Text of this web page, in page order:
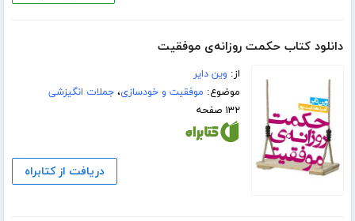
دانلود کتاب حکمت روزانه‌ی موفقیت
از: وین دایر
موضوع: موفقیت و خودسازی،جملات انگیزشی
۱۳۲ صفحه
دریافت از کتابراه